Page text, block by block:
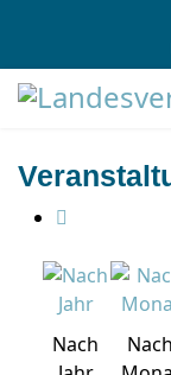
Nach
Nach